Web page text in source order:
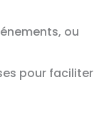
ou
pour faciliter